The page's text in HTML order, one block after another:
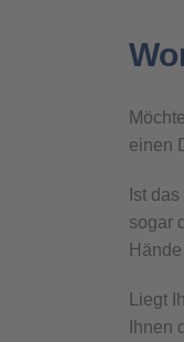
einen
Ist
sogar
Liegt
Ihnen